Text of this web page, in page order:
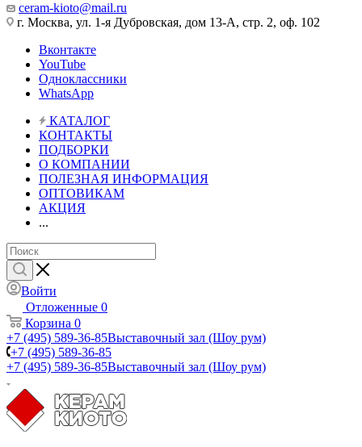
ceram-kioto@mail.ru
г. Москва, ул. 1-я Дубровская, дом 13-А, стр. 2, оф. 102
Вконтакте
YouTube
Одноклассники
WhatsApp
КАТАЛОГ
КОНТАКТЫ
ПОДБОРКИ
О КОМПАНИИ
ПОЛЕЗНАЯ ИНФОРМАЦИЯ
ОПТОВИКАМ
АКЦИЯ
...
Войти
Отложенные 0
Корзина 0
+7 (495) 589-36-85Выставочный зал (Шоу рум)
+7 (495) 589-36-85
+7 (495) 589-36-85Выставочный зал (Шоу рум)